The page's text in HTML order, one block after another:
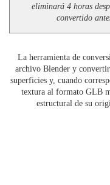
eliminará 4 horas
convertido
La herramienta de
archivo Blender y
superficies y, cuando
textura al formato GLB
estructural de su